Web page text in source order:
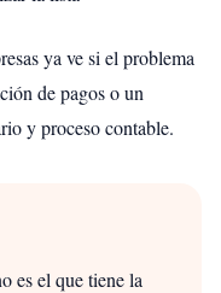
ya ve si el problema
de pagos o un
y proceso contable.
es el que tiene la